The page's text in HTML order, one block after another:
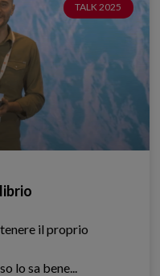
TALK 2025
il proprio
lo sa bene.​..